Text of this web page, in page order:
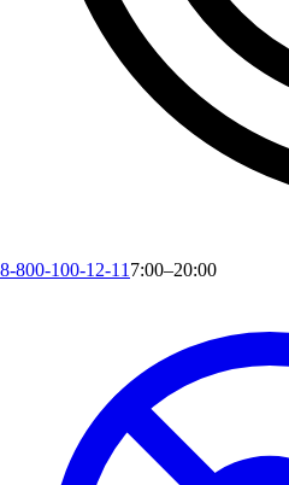
8-800-100-12-11 7:00–20:00